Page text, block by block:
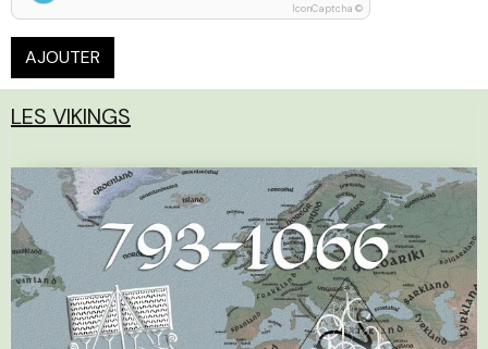
IconCaptcha ©
AJOUTER
LES VIKINGS